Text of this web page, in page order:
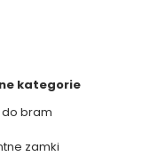
kategorie
bram
zamki